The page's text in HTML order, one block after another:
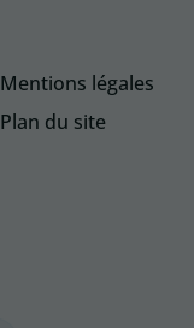
Mentions légales
Plan du site